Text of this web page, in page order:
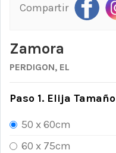
Compartir
Zamora
PERDIGON, EL
Paso 1. Elija Tamaño
50 x 60cm
60 x 75cm